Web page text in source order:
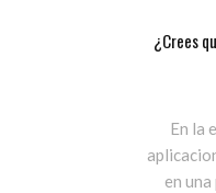
¿Crees
En la
en